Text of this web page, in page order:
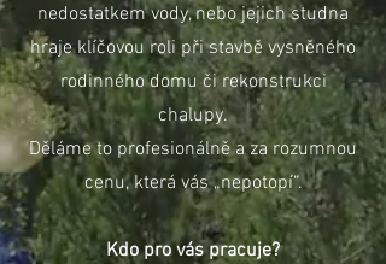
nedostatkem vody, nebo jejich studna
hraje klíčovou roli při stavbě vysněného
rodinného domu či rekonstrukci
chalupy.
Děláme to profesionálně a za rozumnou
cenu, která vás „nepotopí“.
Kdo pro vás pracuje?